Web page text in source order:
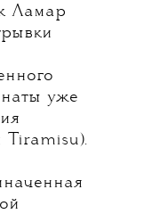
Ламар
уже
Tiramisu).